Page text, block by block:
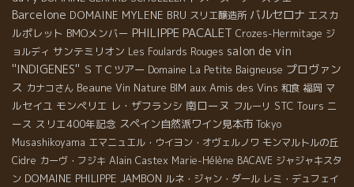
Barcelone DOMAINE MYLENE BRU スリエ醸造所 バルセロナ エスカ
ルポレット BMOメンバー PHILIPPE PACALET Crozes-Hermitage ジ
ョルディ サンテミリオン Les Foulards Rouges salon de vin
''INDIGENES'' ＳＴＣツアー Domaine La Petite Baigneuse プロヴァン
ス カナコさん Beaune Vin Nature BIM aux Amis des Vins 和食 福岡 マ
ルセイユ モンペリエ レ・ザフランシ 南ローヌ フルーリ STC Tours ニ
ース スリエ400年記念 スペイン自然派ワイン見本市 Tokyo
Musashikoyama エマニュエル・ウイヨン・オヴェルノワ モンマルトルの丘
Cidre カーヴ・フジキ Alain Castex Marie-Hélène BACAVE ジャジャキスタ
ン DOMAINE PHILIPPE JAMBON ルネ・ジャン・ダール レミ・デュフェイ